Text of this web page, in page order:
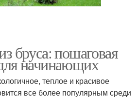
бруса: пошаговая
начинающих
теплое и красивое
все более популярным среди